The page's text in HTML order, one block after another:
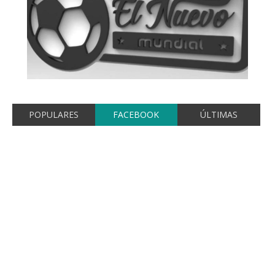
POPULARES FACEBOOK ÚLTIMAS